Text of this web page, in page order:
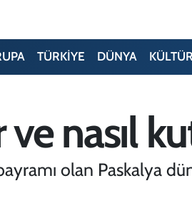
TÜRKİYE DÜNYA KÜLTÜR
nasıl
olan Paskalya